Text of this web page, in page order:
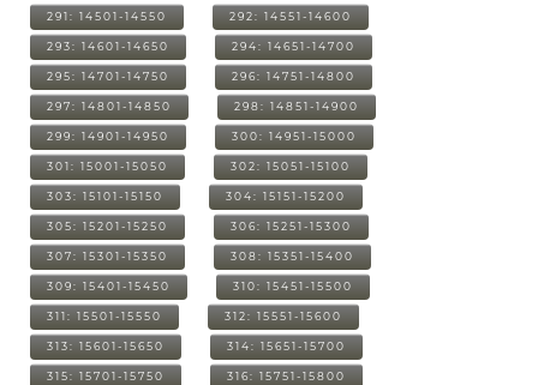
291: 14501-14550 292: 14551-14600
293: 14601-14650 294: 14651-14700
295: 14701-14750 296: 14751-14800
297: 14801-14850 298: 14851-14900
299: 14901-14950 300: 14951-15000
301: 15001-15050 302: 15051-15100
303: 15101-15150 304: 15151-15200
305: 15201-15250 306: 15251-15300
307: 15301-15350 308: 15351-15400
309: 15401-15450 310: 15451-15500
311: 15501-15550 312: 15551-15600
313: 15601-15650 314: 15651-15700
315: 15701-15750 316: 15751-15800